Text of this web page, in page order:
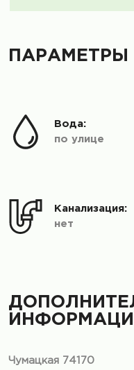
ПАРАМЕТРЫ
по улице
Вода:
нет
Канализация:
Чумацкая 74170